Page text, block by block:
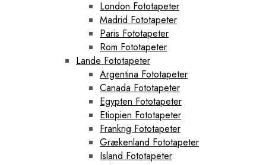
London Fototapeter
Madrid Fototapeter
Paris Fototapeter
Rom Fototapeter
Lande Fototapeter
Argentina Fototapeter
Canada Fototapeter
Egypten Fototapeter
Etiopien Fototapeter
Frankrig Fototapeter
Grækenland Fototapeter
Island Fototapeter